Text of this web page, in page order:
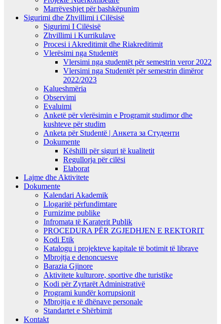
Marrëveshjet për bashkëpunim
Sigurimi dhe Zhvillimi i Cilësisë
Sigurimi I Cilësisë
Zhvillimi i Kurrikulave
Procesi i Akreditimit dhe Riakreditimit
Vlerësimi nga Studentët
Vlersimi nga studentët për semestrin veror 2022
Vlersimi nga Studentët për semestrin dimëror
2022/2023
Kalueshmëria
Observimi
Evaluimi
Anketë për vlerësimin e Programit studimor dhe
kushteve për studim
Anketa për Studentë | Анкета за Студенти
Dokumente
Këshilli për siguri të kualitetit
Regullorja për cilësi
Elaborat
Lajme dhe Aktivitete
Dokumente
Kalendari Akademik
Llogaritë përfundimtare
Furnizime publike
Infromata të Karaterit Publik
PROCEDURA PËR ZGJEDHJEN E REKTORIT
Kodi Etik
Katalogu i projekteve kapitale të botimit të librave
Mbrojtja e denoncuesve
Barazia Gjinore
Aktivitete kulturore, sportive dhe turistike
Kodi për Zyrtarët Administrativë
Programi kundër korrupsionit
Mbrojtja e të dhënave personale
Standartet e Shërbimit
Kontakt